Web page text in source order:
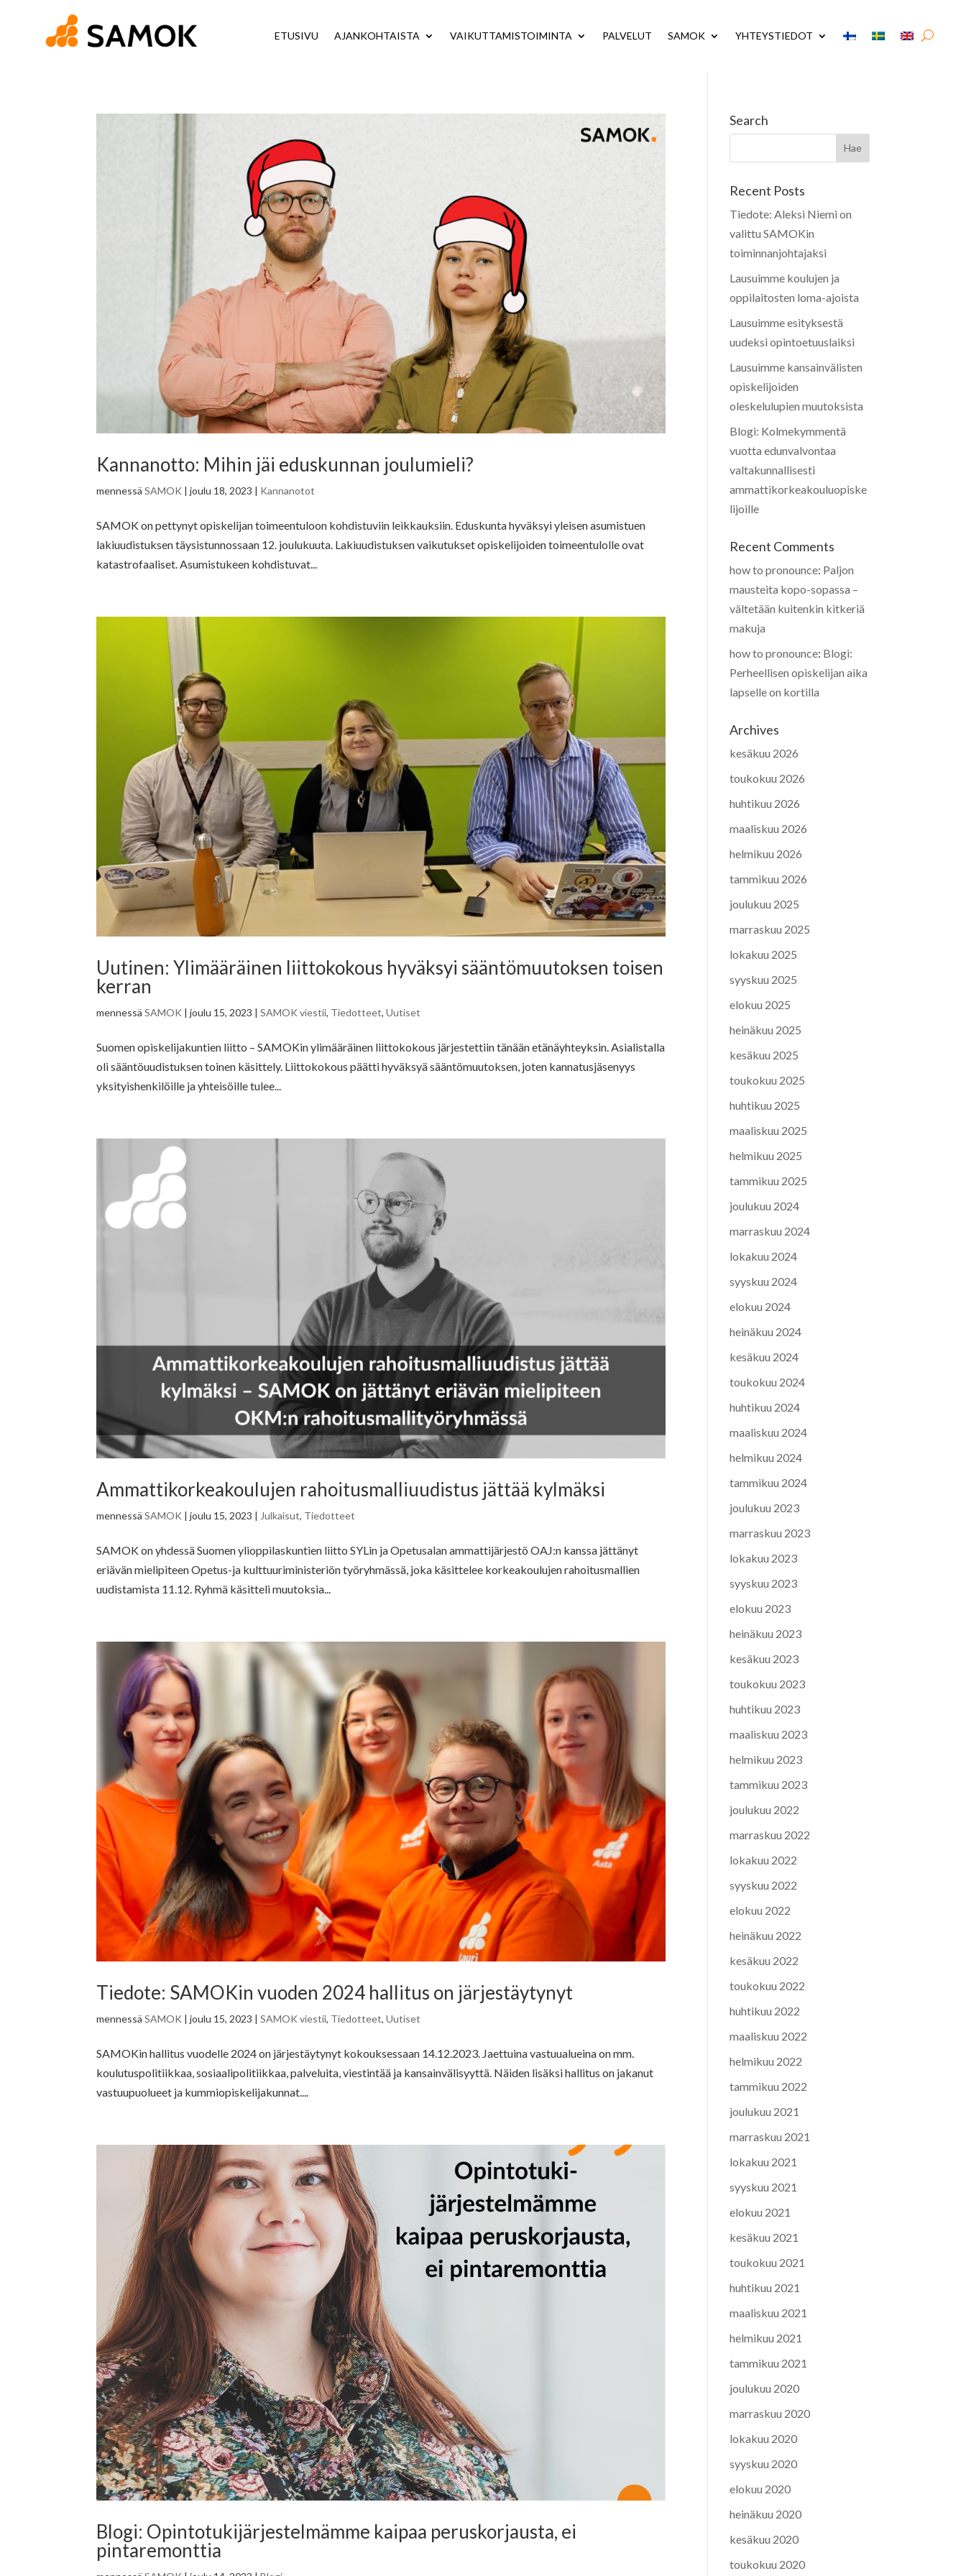
ETUSIVU AJANKOHTAISTA VAIKUTTAMISTOIMINTA PALVELUT SAMOK YHTEYSTIEDOT
Kannanotto: Mihin jäi eduskunnan joulumieli?
mennessäSAMOK |joulu 18, 2023 | Kannanotot
SAMOK on pettynyt opiskelijan toimeentuloon kohdistuviin leikkauksiin. Eduskunta hyväksyi yleisen asumistuen
lakiuudistuksen täysistunnossaan 12. joulukuuta. Lakiuudistuksen vaikutukset opiskelijoiden toimeentulolle ovat
katastrofaaliset. Asumistukeen kohdistuvat...
Uutinen: Ylimääräinen liittokokous hyväksyi sääntömuutoksen toisen
kerran
mennessäSAMOK |joulu 15, 2023 |SAMOK viestii, Tiedotteet,Uutiset
Suomen opiskelijakuntien liitto – SAMOKin ylimääräinen liittokokous järjestettiin tänään etänäyhteyksin. Asialistalla
oli sääntöuudistuksen toinen käsittely. Liittokokous päätti hyväksyä sääntömuutoksen, joten kannatusjäsenyys
yksityishenkilöille ja yhteisöille tulee...
Ammattikorkeakoulujen rahoitusmalliuudistus jättää kylmäksi
mennessäSAMOK |joulu 15, 2023 | Julkaisut, Tiedotteet
SAMOK on yhdessä Suomen ylioppilaskuntien liitto SYLin ja Opetusalan ammattijärjestö OAJ:n kanssa jättänyt
eriävän mielipiteen Opetus-ja kulttuuriministeriön työryhmässä, joka käsittelee korkeakoulujen rahoitusmallien
uudistamista 11.12. Ryhmä käsitteli muutoksia...
Tiedote: SAMOKin vuoden 2024 hallitus on järjestäytynyt
mennessäSAMOK |joulu 15, 2023 |SAMOK viestii, Tiedotteet,Uutiset
SAMOKin hallitus vuodelle 2024 on järjestäytynyt kokouksessaan 14.12.2023. Jaettuina vastuualueina on mm.
koulutuspolitiikkaa, sosiaalipolitiikkaa, palveluita, viestintää ja kansainvälisyyttä. Näiden lisäksi hallitus on jakanut
vastuupuolueet ja kummiopiskelijakunnat....
Blogi: Opintotukijärjestelmämme kaipaa peruskorjausta, ei
pintaremonttia
Search
Recent Posts
Tiedote: Aleksi Niemi on
valittu SAMOKin
toiminnanjohtajaksi
Lausuimme koulujen ja
oppilaitosten loma-ajoista
Lausuimme esityksestä
uudeksi opintoetuuslaiksi
Lausuimme kansainvälisten
opiskelijoiden
oleskelulupien muutoksista
Blogi: Kolmekymmentä
vuotta edunvalvontaa
valtakunnallisesti
ammattikorkeakouluopiske
lijoille
Recent Comments
how to pronounce: Paljon
mausteita kopo-sopassa –
vältetään kuitenkin kitkeriä
makuja
how to pronounce: Blogi:
Perheellisen opiskelijan aika
lapselle on kortilla
Archives
kesäkuu 2026
toukokuu 2026
huhtikuu 2026
maaliskuu 2026
helmikuu 2026
tammikuu 2026
joulukuu 2025
marraskuu 2025
lokakuu 2025
syyskuu 2025
elokuu 2025
heinäkuu 2025
kesäkuu 2025
toukokuu 2025
huhtikuu 2025
maaliskuu 2025
helmikuu 2025
tammikuu 2025
joulukuu 2024
marraskuu 2024
lokakuu 2024
syyskuu 2024
elokuu 2024
heinäkuu 2024
kesäkuu 2024
toukokuu 2024
huhtikuu 2024
maaliskuu 2024
helmikuu 2024
tammikuu 2024
joulukuu 2023
marraskuu 2023
lokakuu 2023
syyskuu 2023
elokuu 2023
heinäkuu 2023
kesäkuu 2023
toukokuu 2023
huhtikuu 2023
maaliskuu 2023
helmikuu 2023
tammikuu 2023
joulukuu 2022
marraskuu 2022
lokakuu 2022
syyskuu 2022
elokuu 2022
heinäkuu 2022
kesäkuu 2022
toukokuu 2022
huhtikuu 2022
maaliskuu 2022
helmikuu 2022
tammikuu 2022
joulukuu 2021
marraskuu 2021
lokakuu 2021
syyskuu 2021
elokuu 2021
kesäkuu 2021
toukokuu 2021
huhtikuu 2021
maaliskuu 2021
helmikuu 2021
tammikuu 2021
joulukuu 2020
marraskuu 2020
lokakuu 2020
syyskuu 2020
elokuu 2020
heinäkuu 2020
kesäkuu 2020
toukokuu 2020